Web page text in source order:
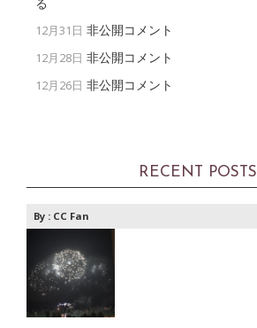
12月31日 非公開コメント
12月28日 非公開コメント
12月26日 非公開コメント
RECENT POSTS
By : CC Fan